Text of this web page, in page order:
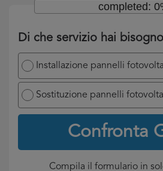
Di che servizio hai
Installazione pannelli
Sostituzione pannelli
Confronta
completed:
Compila il formulario in